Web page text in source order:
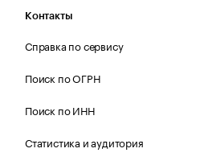
Контакты
Справка по сервису
Поиск по ОГРН
Поиск по ИНН
Статистика и аудитория